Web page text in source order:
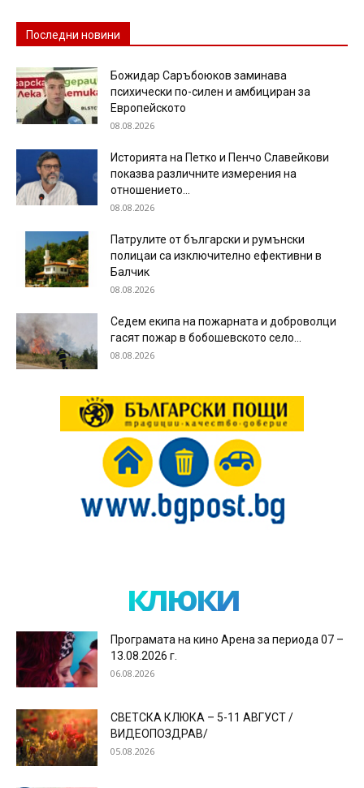
Последни новини
Божидар Саръбоюков заминава
психически по-силен и амбициран за
Европейското
08.08.2026
Историята на Петко и Пенчо Славейкови
показва различните измерения на
отношението...
08.08.2026
Патрулите от български и румънски
полицаи са изключително ефективни в
Балчик
08.08.2026
Седем екипа на пожарната и доброволци
гасят пожар в бобошевското село...
08.08.2026
клюки
Програмата на кино Арена за периода 07 –
13.08.2026 г.
06.08.2026
СВЕТСКА КЛЮКА – 5-11 АВГУСТ /
ВИДЕОПОЗДРАВ/
05.08.2026